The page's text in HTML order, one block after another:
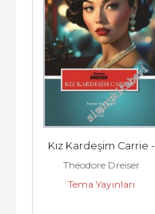
Kız Kardeşim Carrie -
Theodore Dreiser
Tema Yayınları